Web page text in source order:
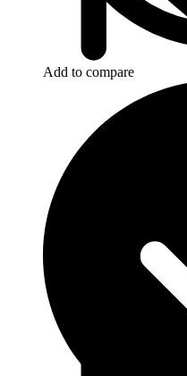
Add to compare